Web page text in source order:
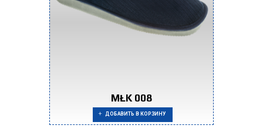
MŁK 008
ДОБАВИТЬ В КОРЗИНУ